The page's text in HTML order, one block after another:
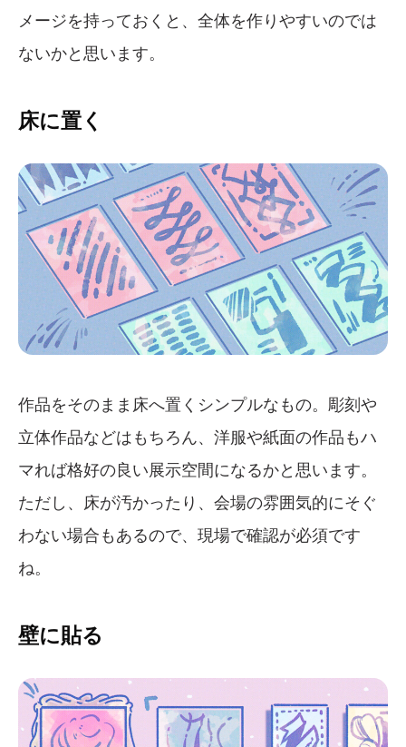
メージを持っておくと、全体を作りやすいのでは
ないかと思います。
床に置く
作品をそのまま床へ置くシンプルなもの。彫刻や
立体作品などはもちろん、洋服や紙面の作品もハ
マれば格好の良い展示空間になるかと思います。
ただし、床が汚かったり、会場の雰囲気的にそぐ
わない場合もあるので、現場で確認が必須です
ね。
壁に貼る